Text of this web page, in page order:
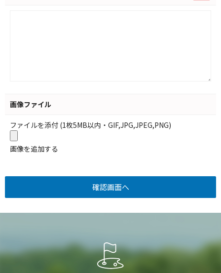
画像ファイル
ファイルを添付 (1枚5MB以内・GIF,JPG,JPEG,PNG)
画像を追加する